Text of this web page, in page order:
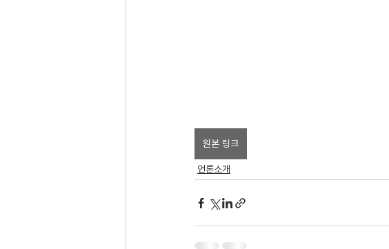
원본 링크
언론소개